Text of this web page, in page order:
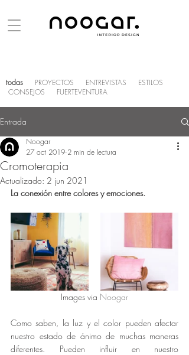
todas PROYECTOS ENTREVISTAS
ESTILOS
CONSEJOS
FUERTEVENTURA
Entrada
Cromoterapia
Noogar
27 oct 2019 2 min de lectura
Actualizado: 2 jun 2021
La conexión entre colores y emociones.
Images via Noogar
Como saben, la luz y el color pueden afectar
nuestro estado de ánimo de muchas maneras
diferentes. Pueden influir en nuestro